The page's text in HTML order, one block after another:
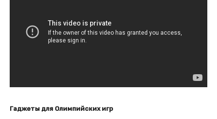
Гаджеты для Олимпийскихигр